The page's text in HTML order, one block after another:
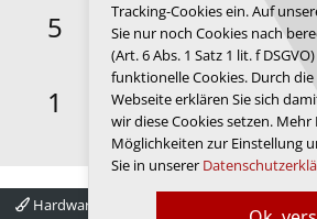
5 Keeps coming back
Deine ersten 30 Beiträge.
Forum.
1 First message
Dein erster Beitrag. Hallo und
Luxx.
Hardwareluxx 4.0
Tracking-Cookies ein. Auf
Sie nur noch Cookies nach
(Art. 6 Abs. 1 Satz 1 lit. f
funktionelle Cookies. Durch
Webseite erklären Sie sich
wir diese Cookies setzen.
Möglichkeiten zur Einstellung
Sie in unserer